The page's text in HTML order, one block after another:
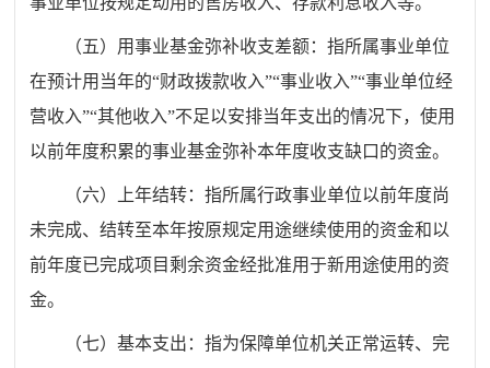
（五）用事业基金弥补收支差额：指所属事业单位
在预计用当年的“财政拨款收入”“事业收入”“事业单位经
营收入”“其他收入”不足以安排当年支出的情况下，使用
以前年度积累的事业基金弥补本年度收支缺口的资金。
（六）上年结转：指所属行政事业单位以前年度尚
未完成、结转至本年按原规定用途继续使用的资金和以
前年度已完成项目剩余资金经批准用于新用途使用的资
金。
（七）基本支出：指为保障单位机关正常运转、完